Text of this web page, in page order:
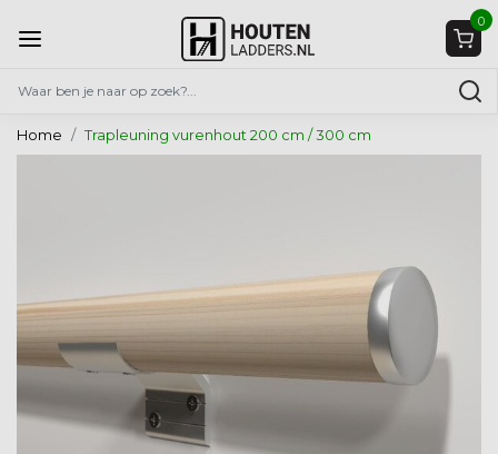
0
Home Trapleuning vurenhout 200 cm / 300 cm